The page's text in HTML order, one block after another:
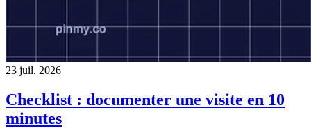
23 juil. 2026
Checklist : documenter une visite en 10
minutes